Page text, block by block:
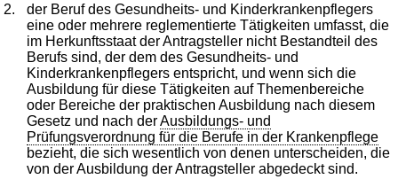
2.
der Beruf des Gesundheits- und Kinderkrankenpflegers
eine oder mehrere reglementierte Tätigkeiten umfasst, die
im Herkunftsstaat der Antragsteller nicht Bestandteil des
Berufs sind, der dem des Gesundheits- und
Kinderkrankenpflegers entspricht, und wenn sich die
Ausbildung für diese Tätigkeiten auf Themenbereiche
oder Bereiche der praktischen Ausbildung nach diesem
Gesetz und nach derAusbildungs- und
Prüfungsverordnung für die Berufe in der Krankenpflege
bezieht, die sich wesentlich von denen unterscheiden, die
von der Ausbildung der Antragsteller abgedeckt sind.